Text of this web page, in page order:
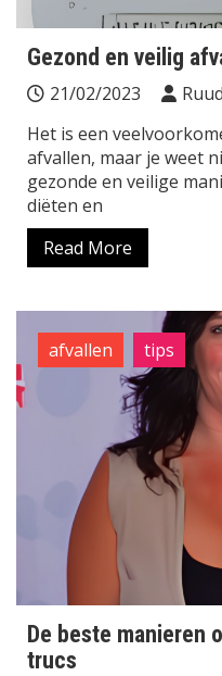
Gezond en veilig
21/02/2023 Ruud
Het is een
afvallen, maar je weet
gezonde en veilige
diëten en
Read More
afvallen tips
De beste manieren
trucs